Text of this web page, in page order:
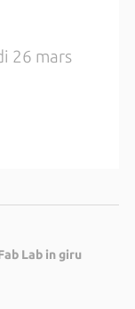
26 mars
Lab in giru